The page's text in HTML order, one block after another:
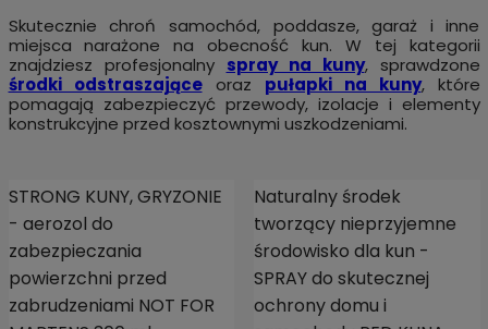
Skutecznie chroń samochód, poddasze, garaż i inne
miejsca narażone na obecność kun. W tej kategorii
znajdziesz profesjonalny spray na kuny, sprawdzone
środki odstraszająceoraz pułapki na kuny, które
pomagają zabezpieczyć przewody, izolacje i elementy
konstrukcyjne przed kosztownymi uszkodzeniami.
STRONG KUNY, GRYZONIE
- aerozol do
zabezpieczania
powierzchni przed
zabrudzeniami NOT FOR
Naturalny środek
tworzący nieprzyjemne
środowisko dla kun -
SPRAY do skutecznej
ochrony domu i